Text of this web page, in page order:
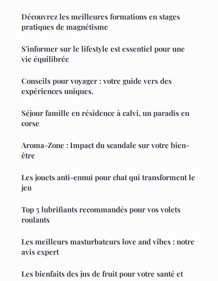
Découvrez les meilleures formations en stages
pratiques de magnétisme
S'informer sur le lifestyle est essentiel pour une
vie équilibrée
Conseils pour voyager : votre guide vers des
expériences uniques.
Séjour famille en résidence à calvi, un paradis en
corse
Aroma-Zone : Impact du scandale sur votre bien-
être
Les jouets anti-ennui pour chat qui transforment le
jeu
Top 5 lubrifiants recommandés pour vos volets
roulants
Les meilleurs masturbateurs love and vibes : notre
avis expert
Les bienfaits des jus de fruit pour votre santé et